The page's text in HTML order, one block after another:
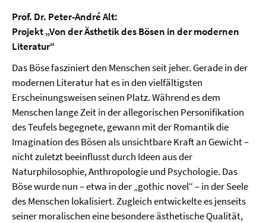
Prof. Dr. Peter-André Alt:
Projekt „Von der Ästhetik des Bösen in der modernen
Literatur“
Das Böse fasziniert den Menschen seit jeher. Gerade in der
modernen Literatur hat es in den vielfältigsten
Erscheinungsweisen seinen Platz. Während es dem
Menschen lange Zeit in der allegorischen Personifikation
des Teufels begegnete, gewann mit der Romantik die
Imagination des Bösen als unsichtbare Kraft an Gewicht –
nicht zuletzt beeinflusst durch Ideen aus der
Naturphilosophie, Anthropologie und Psychologie. Das
Böse wurde nun – etwa in der „gothic novel“ – in der Seele
des Menschen lokalisiert. Zugleich entwickelte es jenseits
seiner moralischen eine besondere ästhetische Qualität,